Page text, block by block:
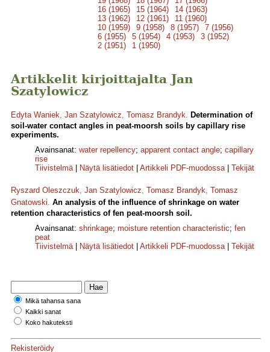
16 (1965)
15 (1964)
14 (1963)
13 (1962)
12 (1961)
11 (1960)
10 (1959)
9 (1958) 8 (1957)
7 (1956)
6 (1955)
5 (1954) 4 (1953)
3 (1952)
2 (1951)
1 (1950)
Artikkelit kirjoittajalta Jan
Szatylowicz
Edyta Waniek, Jan Szatylowicz, Tomasz Brandyk. Determination of
soil-water contact angles in peat-moorsh soils by capillary rise
experiments.
Avainsanat: water repellency; apparent contact angle; capillary
rise
Tiivistelmä| Näytä lisätiedot Artikkeli PDF-muodossa| Tekijät
Ryszard Oleszczuk, Jan Szatylowicz, Tomasz Brandyk, Tomasz
Gnatowski. An analysis of the influence of shrinkage on water
retention characteristics of fen peat-moorsh soil.
Avainsanat: shrinkage; moisture retention characteristic; fen
peat
Tiivistelmä| Näytä lisätiedot Artikkeli PDF-muodossa| Tekijät
Mikä tahansa sana
Kaikki sanat
Koko hakuteksti
Rekisteröidy